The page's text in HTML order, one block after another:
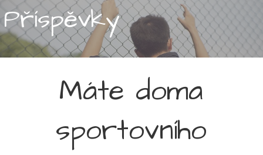
Příspěvky
Máte doma
sportovního